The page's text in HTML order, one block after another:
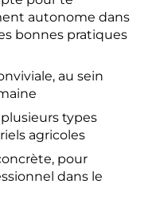
autonome dans
bonnes pratiques
au sein
types
agricoles
pour
dans le